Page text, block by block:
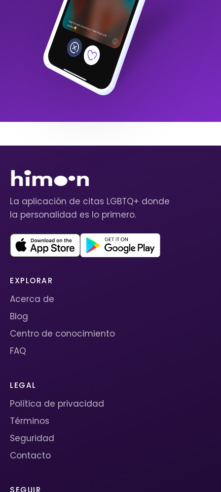
La aplicación de citas LGBTQ+ donde
la personalidad es lo primero.
EXPLORAR
Acerca de
Blog
Centro de conocimiento
FAQ
LEGAL
Política de privacidad
Términos
Seguridad
Contacto